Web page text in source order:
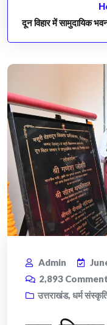
दून विहार में सामुदायिक
Admin
2,893
उत्तराखंड, धर्म